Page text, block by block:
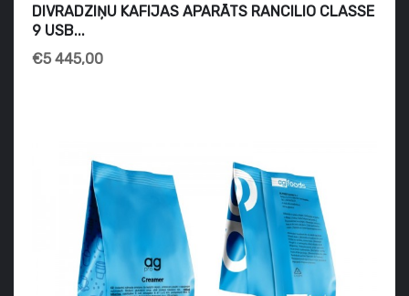
DIVRADZIŅU KAFIJAS APARĀTS RANCILIO CLASSE
9 USB...
€5 445,00